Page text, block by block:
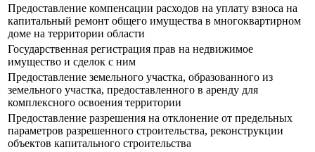
Предоставление компенсации расходов на уплату взноса на
капитальный ремонт общего имущества в многоквартирном
доме на территории области
Государственная регистрация прав на недвижимое
имущество и сделок с ним
Предоставление земельного участка, образованного из
земельного участка, предоставленного в аренду для
комплексного освоения территории
Предоставление разрешения на отклонение от предельных
параметров разрешенного строительства, реконструкции
объектов капитального строительства